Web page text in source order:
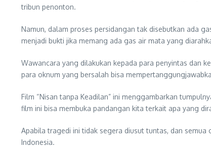
tribun penonton.
Namun, dalam proses persidangan tak disebutkan ada
menjadi bukti jika memang ada gas air mata yang
Wawancara yang dilakukan kepada para penyintas dan
para oknum yang bersalah bisa
Film “Nisan tanpa Keadilan” ini menggambarkan
film ini bisa membuka pandangan kita terkait apa yang
Apabila tragedi ini tidak segera diusut tuntas, dan
Indonesia.